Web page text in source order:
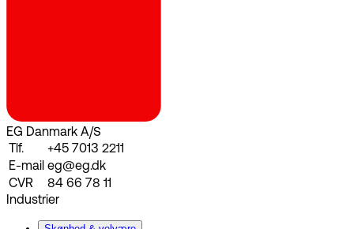
EG Danmark A/S
Tlf.
+45 7013 2211
E-mail eg@eg.dk
CVR
84 66 78 11
Industrier